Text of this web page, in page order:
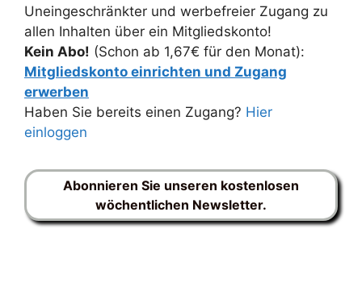
Uneingeschränkter und werbefreier Zugang zu
allen Inhalten über ein Mitgliedskonto!
Kein Abo! (Schon ab 1,67€ für den Monat):
Mitgliedskonto einrichten und Zugang
erwerben
Haben Sie bereits einen Zugang? Hier
einloggen
Abonnieren Sie unseren kostenlosen
wöchentlichen Newsletter.